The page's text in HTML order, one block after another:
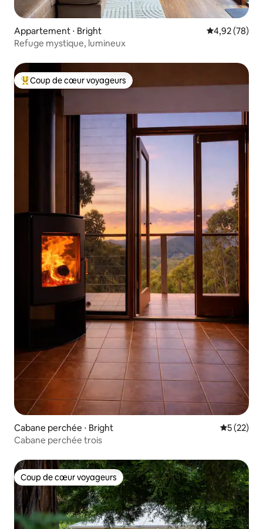
Appartement ⋅ Bright Évaluation
4,92 (78)
Refuge mystique, lumineux
Coups de cœur voyageurs les plus appréciés
Coup de cœur voyageurs
Cabane perchée ⋅ Bright
5 (22)
Cabane perchée trois
Coup de cœur voyageurs
Coup de cœur voyageurs